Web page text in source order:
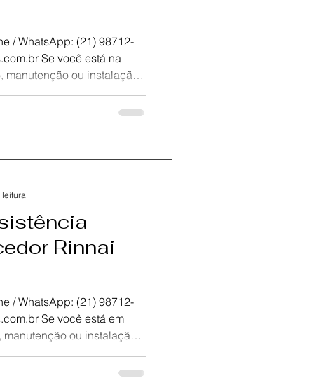
(21) 98712-
técnica
do seu equipamento.
Rinnai
(21) 98712-
técnica
leitura